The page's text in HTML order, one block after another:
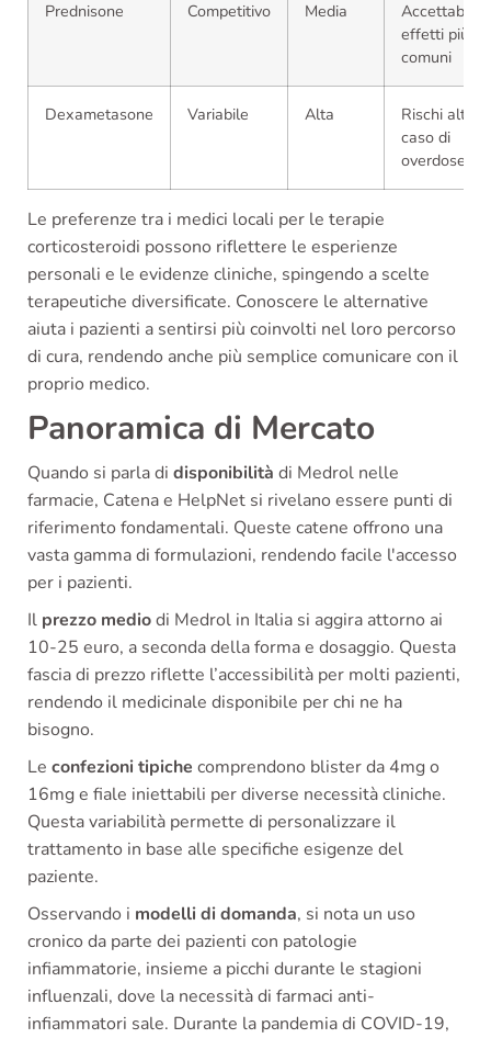
Prednisone Competitivo Media
Accettabile,
effetti più
comuni
Dexametasone Variabile Alta
Rischi alti in
caso di
overdose
Le preferenze tra i medici locali per le terapie
corticosteroidi possono riflettere le esperienze
personali e le evidenze cliniche, spingendo a scelte
terapeutiche diversificate. Conoscere le alternative
aiuta i pazienti a sentirsi più coinvolti nel loro percorso
di cura, rendendo anche più semplice comunicare con il
proprio medico.
Panoramica di Mercato
Quando si parla di disponibilità di Medrol nelle
farmacie, Catena e HelpNet si rivelano essere punti di
riferimento fondamentali. Queste catene offrono una
vasta gamma di formulazioni, rendendo facile l'accesso
per i pazienti.
Il prezzo mediodi Medrol in Italia si aggira attorno ai
10-25 euro, a seconda della forma e dosaggio. Questa
fascia di prezzo riflette l’accessibilità per molti pazienti,
rendendo il medicinale disponibile per chi ne ha
bisogno.
Le confezioni tipiche comprendono blister da 4mg o
16mg e fiale iniettabili per diverse necessità cliniche.
Questa variabilità permette di personalizzare il
trattamento in base alle specifiche esigenze del
paziente.
Osservando i modelli di domanda, si nota un uso
cronico da parte dei pazienti con patologie
infiammatorie, insieme a picchi durante le stagioni
influenzali, dove la necessità di farmaci anti-
infiammatori sale. Durante la pandemia di COVID-19,